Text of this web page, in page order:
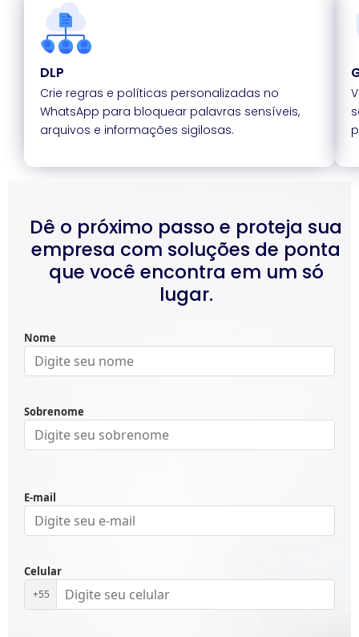
DLP
Crie regras e políticas personalizadas no
WhatsApp para bloquear palavras sensíveis,
arquivos e informações sigilosas.
Dê o próximo passo e proteja sua
empresa com soluções de ponta
que você encontra em um só
lugar.
Nome
Sobrenome
E-mail
Celular
+55